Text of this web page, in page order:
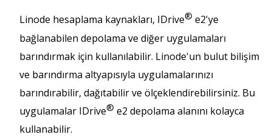
Linode hesaplama kaynakları, IDrive® e2'ye
bağlanabilen depolama ve diğer uygulamaları
barındırmak için kullanılabilir. Linode'un bulut bilişim
ve barındırma altyapısıyla uygulamalarınızı
barındırabilir, dağıtabilir ve ölçeklendirebilirsiniz. Bu
uygulamalar IDrive® e2 depolama alanını kolayca
kullanabilir.